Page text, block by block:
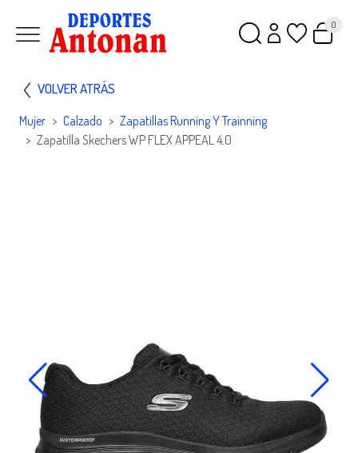
0
VOLVER ATRÁS
Mujer Calzado
Zapatillas Running Y Trainning
Zapatilla Skechers WP FLEX APPEAL 4.0